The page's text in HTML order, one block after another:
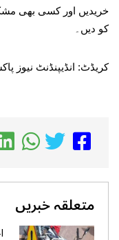
خریدیں اور کسی بھی
کو دیں۔
کریڈٹ: انڈیپنڈنٹ نیوز
متعلقہ خبریں